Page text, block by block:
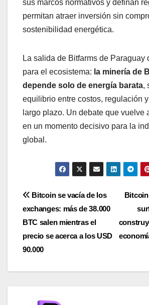
sus marcos normativos y definan
permitan atraer inversión sin
sostenibilidad energética.
La salida de Bitfarms de Paraguay
para el ecosistema: la minería de
depende solo de energía barata,
equilibrio entre costos, regulación
largo plazo. Un debate que vuelve
en un momento decisivo para la
global.
Navegación
de
entradas
Bitcoin se vacía de los
exchanges: más de 38.000
BTC salen mientras el
precio se acerca a los USD
90.000